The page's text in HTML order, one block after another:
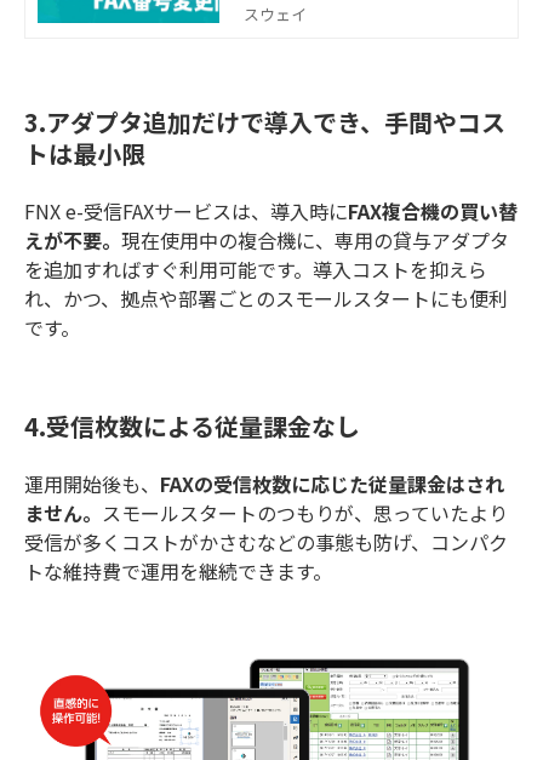
番号が変更されてしまう」という問
します。
スウェイ
3.アダプタ追加だけで導入でき、手間やコス
トは最小限
FNX e-受信FAXサービスは、導入時にFAX複合機の買い替
えが不要。 現在使用中の複合機に、専用の貸与アダプタ
を追加すればすぐ利用可能です。導入コストを抑えら
れ、かつ、拠点や部署ごとのスモールスタートにも便利
です。
4.受信枚数による従量課金なし
運用開始後も、 FAXの受信枚数に応じた従量課金はされ
ません。 スモールスタートのつもりが、思っていたより
受信が多くコストがかさむなどの事態も防げ、コンパク
トな維持費で運用を継続できます。